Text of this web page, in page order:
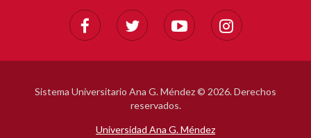
Sistema Universitario Ana G. Méndez © 2026. Derechos
reservados.
Universidad Ana G. Méndez